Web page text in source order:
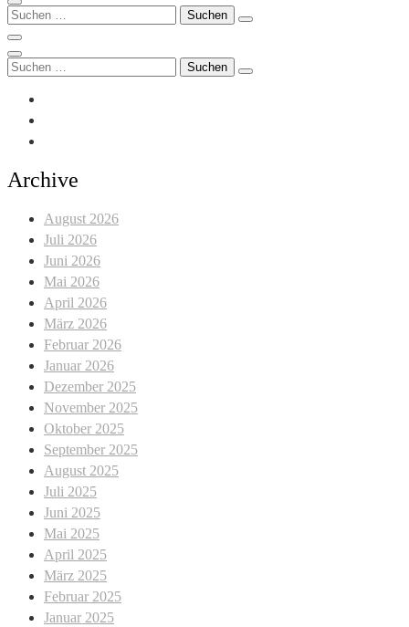
Suchen
nach:
Suchen
nach:
Archive
August 2026
Juli 2026
Juni 2026
Mai 2026
April 2026
März 2026
Februar 2026
Januar 2026
Dezember 2025
November 2025
Oktober 2025
September 2025
August 2025
Juli 2025
Juni 2025
Mai 2025
April 2025
März 2025
Februar 2025
Januar 2025